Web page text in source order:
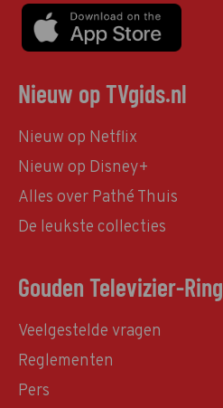
Nieuw op TVgids.nl
Nieuw op Netflix
Nieuw op Disney+
Alles over Pathé Thuis
De leukste collecties
Gouden Televizier-Ring
Veelgestelde vragen
Reglementen
Pers